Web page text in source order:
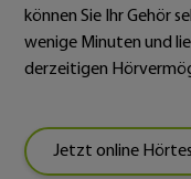
können Sie Ihr Gehör
wenige Minuten und
derzeitigen
Jetzt online